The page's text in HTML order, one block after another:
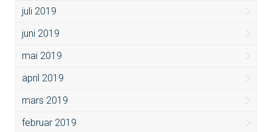
juli 2019
juni 2019
mai 2019
april 2019
mars 2019
februar 2019